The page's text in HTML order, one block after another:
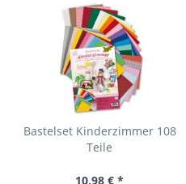
Bastelset Kinderzimmer 108
Teile
10,98 € *